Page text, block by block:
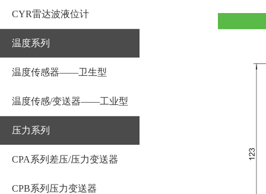
CYR雷达波液位计
温度系列
温度传感器——卫生型
温度传感/变送器——工业型
压力系列
CPA系列差压/压力变送器
CPB系列压力变送器